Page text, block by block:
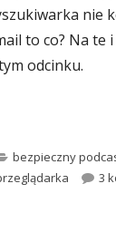
nie
to co? Na te
odcinku.
Kategorie
bezpieczny
3